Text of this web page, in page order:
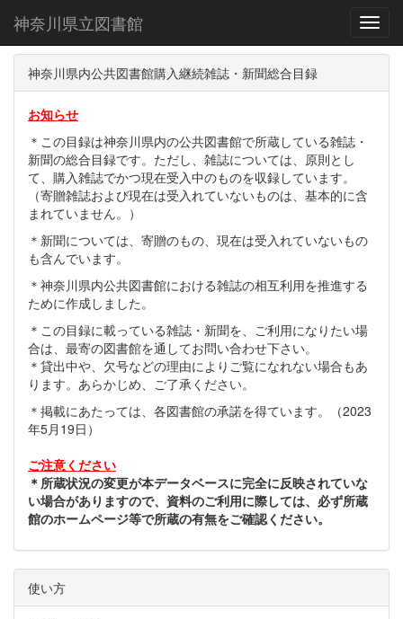
神奈川県立図書館
神奈川県内公共図書館購入継続雑誌・新聞総合目録
お知らせ
＊この目録は神奈川県内の公共図書館で所蔵している雑誌・
新聞の総合目録です。ただし、雑誌については、原則とし
て、購入雑誌でかつ現在受入中のものを収録しています。
（寄贈雑誌および現在は受入れていないものは、基本的に含
まれていません。）
＊新聞については、寄贈のもの、現在は受入れていないもの
も含んでいます。
＊神奈川県内公共図書館における雑誌の相互利用を推進する
ために作成しました。
＊この目録に載っている雑誌・新聞を、ご利用になりたい場
合は、最寄の図書館を通してお問い合わせ下さい。
＊貸出中や、欠号などの理由によりご覧になれない場合もあ
ります。あらかじめ、ご了承ください。
＊掲載にあたっては、各図書館の承諾を得ています。（2023
年5月19日）
ご注意ください
＊所蔵状況の変更が本データベースに完全に反映されていな
い場合がありますので、資料のご利用に際しては、必ず所蔵
館のホームページ等で所蔵の有無をご確認ください。
使い方